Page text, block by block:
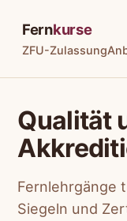
Fernkurse
ZFU-Zulassung
Qualität
Fernlehrgänge
Siegeln und